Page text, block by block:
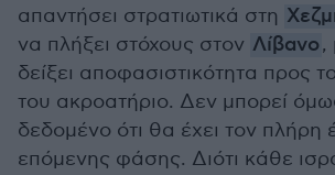
απαντήσει στρατιωτικά στη
να πλήξει στόχους στον Λίβανο,
δείξει αποφασιστικότητα προς
του ακροατήριο. Δεν μπορεί
δεδομένο ότι θα έχει τον πλήρη
επόμενης φάσης. Διότι κάθε